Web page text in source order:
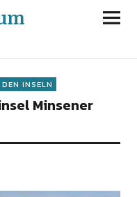
INSELN
Minsener